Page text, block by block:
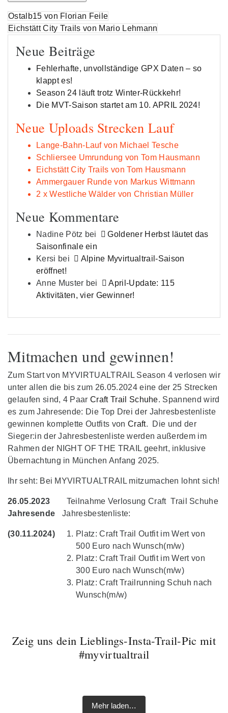
Beitrags-
Navigation
Ostalb15 von Florian Feile
Eichstätt City Trails von Mario Lehmann
Neue Beiträge
Fehlerhafte, unvollständige GPX Daten – so
klappt es!
Season 24 läuft trotz Winter-Rückkehr!
Die MVT-Saison startet am 10. APRIL 2024!
Neue Uploads Strecken Lauf
Lange-Bahn-Lauf von Michael Tesche
Schliersee Umrundung von Tom Hausmann
Eichstätt City Trails von Tom Hausmann
Ammergauer Runde von Markus Wittmann
2 x Westliche Wälder von Christian Müller
Neue Kommentare
Nadine Pötz bei
Goldener Herbst läutet das
Saisonfinale ein
Kersi bei
Alpine Myvirtualtrail-Saison
eröffnet!
Anne Muster bei
April-Update: 115
Aktivitäten, vier Gewinner!
Mitmachen und gewinnen!
Zum Start von MYVIRTUALTRAIL Season 4 verlosen wir
unter allen die bis zum 26.05.2024 eine der 25 Strecken
gelaufen sind, 4 PaarCraft Trail Schuhe. Spannend wird
es zum Jahresende: Die Top Drei der Jahresbestenliste
gewinnen komplette Outfits von Craft. Die und der
Sieger:in der Jahresbestenliste werden außerdem im
Rahmen der NIGHT OF THE TRAIL geehrt, inklusive
Übernachtung in München Anfang 2025.
Ihr seht: Bei MYVIRTUALTRAIL mitzumachen lohnt sich!
26.05.2023
Teilnahme Verlosung Craft Trail Schuhe
Jahresende
(30.11.2024)
Jahresbestenliste:
Platz: Craft Trail Outfit im Wert von
500 Euro nach Wunsch(m/w)
Platz: Craft Trail Outfit im Wert von
300 Euro nach Wunsch(m/w)
Platz: Craft Trailrunning Schuh nach
Wunsch(m/w)
Zeig uns dein Lieblings-Insta-Trail-Pic mit
#myvirtualtrail
Herzliche Einladung zu
Soiern Skyrace on
myvirtualtrail:
https://www.myvirtualtrai
Modifiziertes Soiern
Skyrace #myvirtualtrail
Geniale Runde heute
Mehr laden…